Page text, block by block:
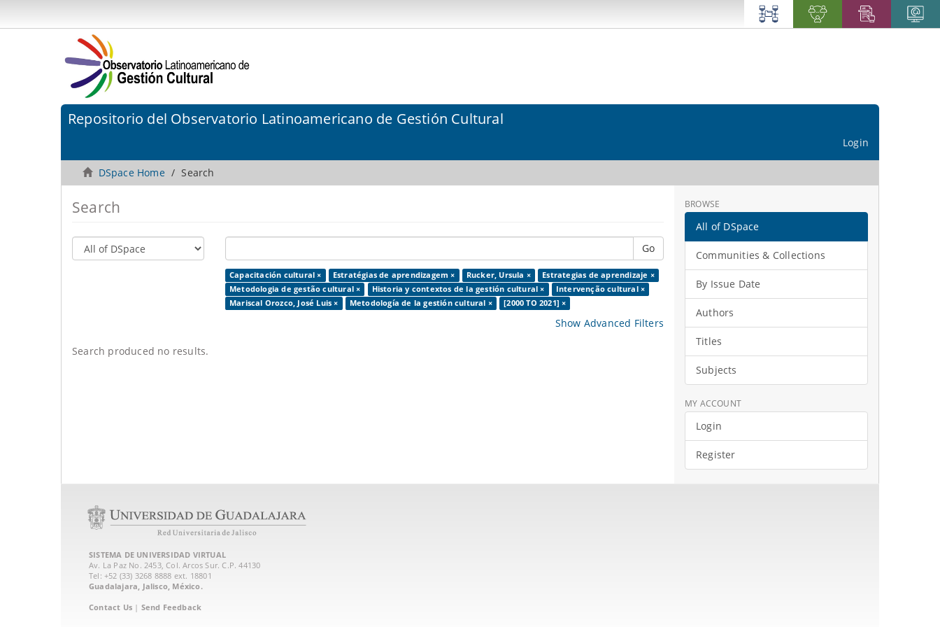
Repositorio del Observatorio Latinoamericano de Gestión Cultural
Login
DSpace Home Search
Search
Go
Capacitación cultural × Estratégias de aprendizagem × Rucker, Ursula ×
Estrategias de aprendizaje ×
Metodologia de gestão cultural ×
Historia y contextos de la gestión cultural ×
Intervenção cultural ×
Mariscal Orozco, José Luis ×
Metodología de la gestión cultural × [2000 TO 2021] ×
Show Advanced Filters
Search produced no results.
BROWSE
All of DSpace
Communities & Collections
By Issue Date
Authors
Titles
Subjects
MY ACCOUNT
Login
Register
SISTEMA DE UNIVERSIDAD VIRTUAL
Av. La Paz No. 2453, Col. Arcos Sur. C.P. 44130
Tel: +52 (33) 3268 8888‏ ext. 18801
Guadalajara, Jalisco, México.
Contact Us | Send Feedback